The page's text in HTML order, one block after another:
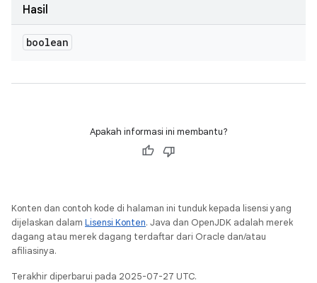
Hasil
boolean
Apakah informasi ini membantu?
Konten dan contoh kode di halaman ini tunduk kepada lisensi yang
dijelaskan dalam Lisensi Konten. Java dan OpenJDK adalah merek
dagang atau merek dagang terdaftar dari Oracle dan/atau
afiliasinya.
Terakhir diperbarui pada 2025-07-27 UTC.